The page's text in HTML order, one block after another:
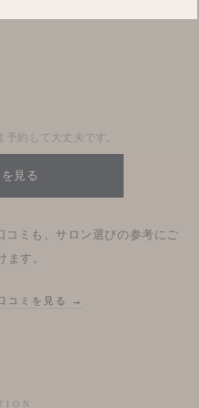
約して大丈夫です。
見る
コミも、サロン選びの参考にご
ます。
コミを見る →